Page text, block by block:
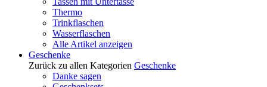
Thermo
Trinkflaschen
Wasserflaschen
Alle Artikel anzeigen
Geschenke
Zurück zu allen Kategorien Geschenke
Danke sagen